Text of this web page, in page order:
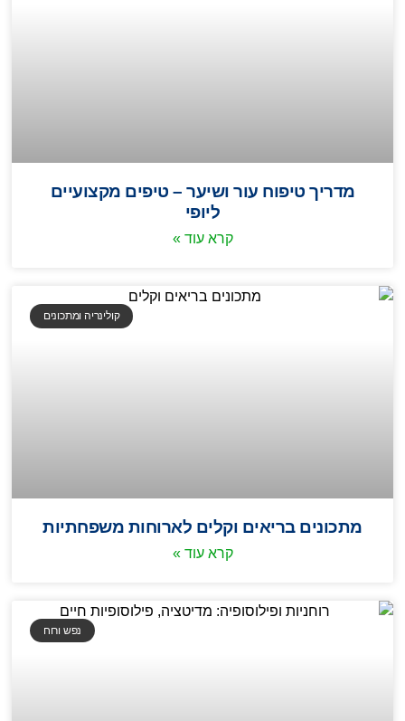
מדריך טיפוח עור ושיער – טיפים מקצועיים
ליופי
קרא עוד »
קולינריה ומתכונים
מתכונים בריאים וקלים לארוחות משפחתיות
קרא עוד »
נפש ורוח